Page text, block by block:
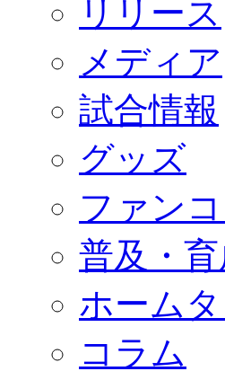
観戦ルール＆マナー
2026/27ファンコミュニ
サポートショップ
GOODS
オフィシャルストア（
オンラインストア
ACADEMY
アカデミーについて
コーチ&スタッフ
ジュニア
ジュニアユース
ユース
練習拠点（ナラディ
SCHOOL
CLUB
パートナー募集
クラブ理念
リリース
メディア
試合情報
グッズ
ファン
普及・
ホーム
コラム